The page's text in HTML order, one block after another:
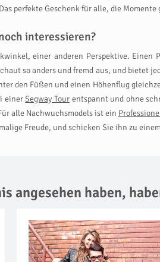
perfekte Geschenk für alle, die
interessieren?
einer anderen Perspektive. Einen
so anders und fremd aus, und bietet
den Füßen und einen Höhenflug
einerSegway Tour entspannt und ohne
alle Nachwuchsmodels ist ein
Freude, und schicken Sie ihn zu
angesehen haben,